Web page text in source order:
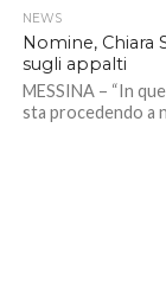
NEWS
Nomine, Chiara
sugli appalti
MESSINA – “In
sta procedendo a